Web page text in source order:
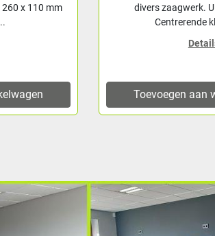
divers zaagwerk. Uitgerust met: -
Toevoegen aan winkelwagen